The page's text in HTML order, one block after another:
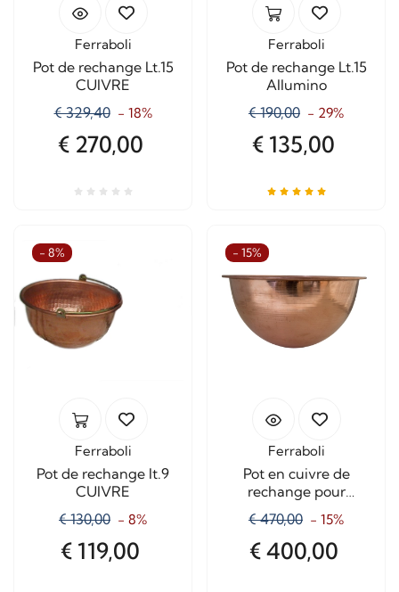
Ferraboli
Pot de rechange Lt.15
CUIVRE
€ 329,40 - 18%
€ 270,00
Ferraboli
Pot de rechange Lt.15
Allumino
€ 190,00 - 29%
€ 135,00
- 8%
Ferraboli
Pot de rechange lt.9
CUIVRE
€ 130,00 - 8%
€ 119,00
- 15%
Ferraboli
Pot en cuivre de
rechange pour
€ 470,00 - 15%
€ 400,00